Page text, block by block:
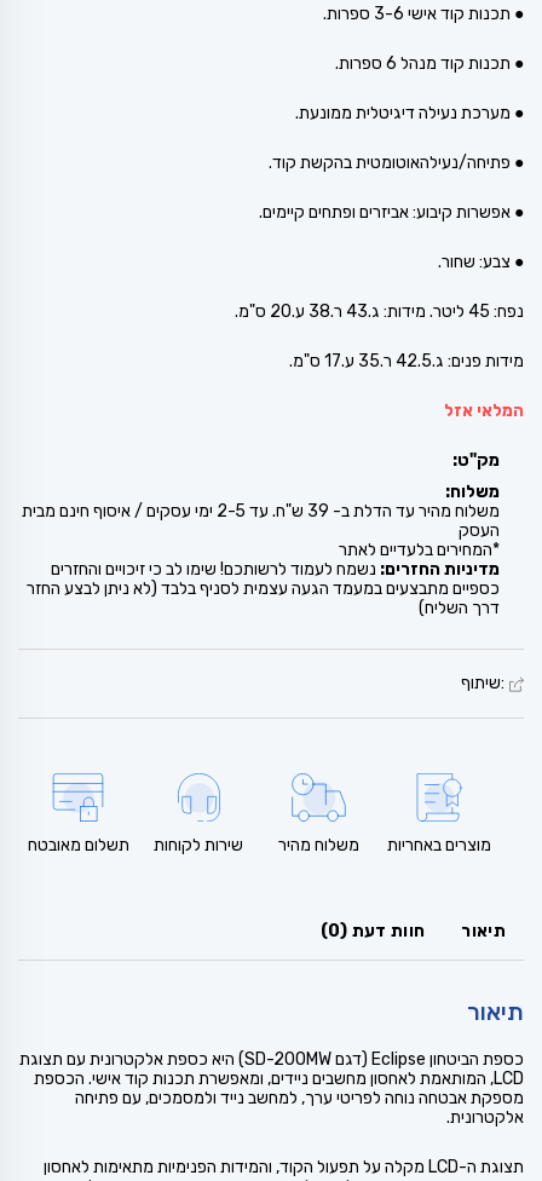
● תכנות קוד אישי 3-6 ספרות.
● תכנות קוד מנהל 6 ספרות.
● מערכת נעילה דיגיטלית ממונעת.
● פתיחה/נעילהאוטומטית בהקשת קוד.
● אפשרות קיבוע: אביזרים ופתחים קיימים.
● צבע: שחור.
נפח: 45 ליטר. מידות: ג.43 ר.38 ע.20 ס"מ.
מידות פנים: ג.42.5 ר.35 ע.17 ס"מ.
המלאי אזל
מק"ט:
משלוח:
משלוח מהיר עד הדלת ב- 39 ש"ח. עד 2-5 ימי עסקים / איסוף חינם מבית
העסק
*המחירים בלעדיים לאתר
מדיניות החזרים: נשמח לעמוד לרשותכם! שימו לב כי זיכויים והחזרים
כספיים מתבצעים במעמד הגעה עצמית לסניף בלבד (לא ניתן לבצע החזר
דרך השליח)
:שיתוף
מוצרים באחריות משלוח מהיר שירות לקוחות תשלום מאובטח
תיאור חוות דעת (0)
תיאור
כספת הביטחון Eclipse (דגם SD-20OMW) היא כספת אלקטרונית עם תצוגת
LCD, המותאמת לאחסון מחשבים ניידים, ומאפשרת תכנות קוד אישי. הכספת
מספקת אבטחה נוחה לפריטי ערך, למחשב נייד ולמסמכים, עם פתיחה
אלקטרונית.
תצוגת ה-LCD מקלה על תפעול הקוד, והמידות הפנימיות מתאימות לאחסון